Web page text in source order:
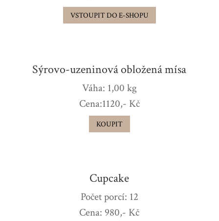
VSTOUPIT DO E-SHOPU
Sýrovo-uzeninová obložená mísa
Váha: 1,00 kg
Cena:1120,- Kč
KOUPIT
Cupcake
Počet porcí: 12
Cena: 980,- Kč